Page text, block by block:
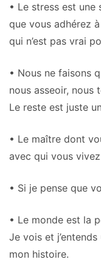
• Le stress est une
que vous adhérez
qui n’est pas vrai
• Nous ne faisons
nous asseoir, nous
Le reste est juste
• Le maître dont
avec qui vous
• Si je pense que
• Le monde est la
Je vois et
mon histoire.